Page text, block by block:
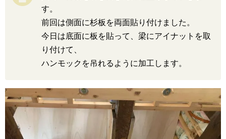
す。
前回は側面に杉板を両面貼り付けました。
今日は底面に板を貼って、梁にアイナットを取
り付けて、
ハンモックを吊れるように加工します。